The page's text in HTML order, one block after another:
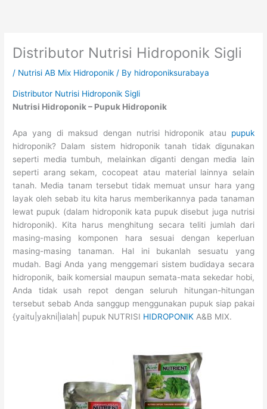
Distributor Nutrisi Hidroponik Sigli
/ Nutrisi AB Mix Hidroponik / By hidroponiksurabaya
Distributor Nutrisi Hidroponik Sigli
Nutrisi Hidroponik – Pupuk Hidroponik
Apa yang di maksud dengan nutrisi hidroponik atau pupuk
hidroponik? Dalam sistem hidroponik tanah tidak digunakan
seperti media tumbuh, melainkan diganti dengan media lain
seperti arang sekam, cocopeat atau material lainnya selain
tanah. Media tanam tersebut tidak memuat unsur hara yang
layak oleh sebab itu kita harus memberikannya pada tanaman
lewat pupuk (dalam hidroponik kata pupuk disebut juga nutrisi
hidroponik). Kita harus menghitung secara teliti jumlah dari
masing-masing komponen hara sesuai dengan keperluan
masing-masing tanaman. Hal ini bukanlah sesuatu yang
mudah. Bagi Anda yang menggemari sistem budidaya secara
hidroponik, baik komersial maupun semata-mata sekedar hobi,
Anda tidak usah repot dengan seluruh hitungan-hitungan
tersebut sebab Anda sanggup menggunakan pupuk siap pakai
{yaitu|yakni|ialah| pupuk NUTRISI HIDROPONIK A&B MIX.